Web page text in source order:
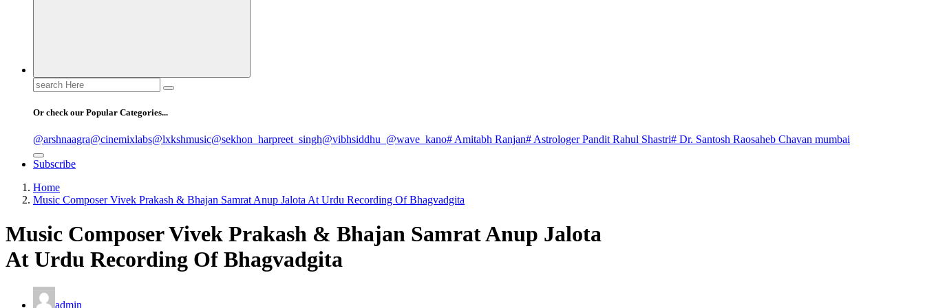
Search
for:
Or check our Popular Categories...
@arshnaagra@cinemixlabs@lxkshmusic@sekhon_harpreet_singh@vibhsiddhu_ @wave_kano# Amitabh Ranjan# Astrologer Pandit Rahul Shastri# Dr. Santosh Raosaheb Chavan mumbai
Subscribe
Home
Music Composer Vivek Prakash & Bhajan Samrat Anup Jalota At Urdu Recording Of Bhagvadgita
Music Composer Vivek Prakash & Bhajan Samrat Anup Jalota
At Urdu Recording Of Bhagvadgita
admin